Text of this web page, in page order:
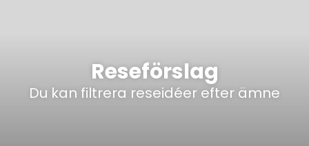
Reseförslag
Du kan filtrera reseidéer efter ämne